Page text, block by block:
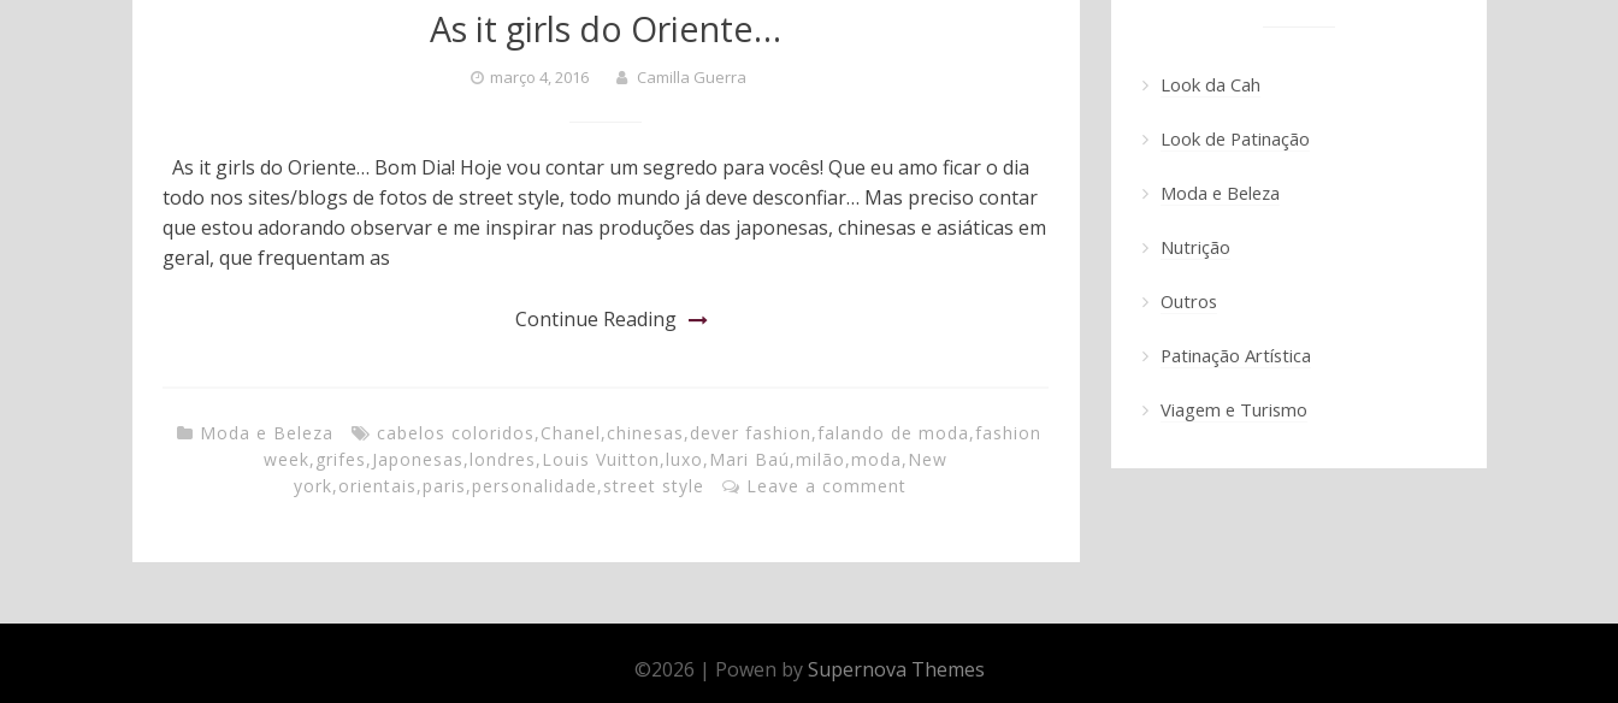
As it girls do Oriente…
março 4, 2016 Camilla Guerra
As it girls do Oriente… Bom Dia! Hoje vou contar um segredo para vocês! Que eu amo ficar o dia
todo nos sites/blogs de fotos de street style, todo mundo já deve desconfiar… Mas preciso contar
que estou adorando observar e me inspirar nas produções das japonesas, chinesas e asiáticas em
geral, que frequentam as
Continue Reading
Moda e Beleza cabelos coloridos,Chanel,chinesas,dever fashion,falando de moda,fashion
week, grifes, Japonesas,londres, Louis Vuitton,luxo, Mari Baú,milão,moda, New
york,orientais,paris,personalidade,street style Leave a comment
Look da Cah
Look de Patinação
Moda e Beleza
Nutrição
Outros
Patinação Artística
Viagem e Turismo
©2026 | Powen by Supernova Themes